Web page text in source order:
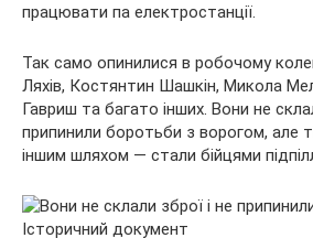
працювати па електростанції.
Так само опинилися в робочому
Ляхів, Костянтин Шашкін, Микола
Гавриш та багато інших. Вони не
припинили боротьби з ворогом, але
іншим шляхом — стали бійцями